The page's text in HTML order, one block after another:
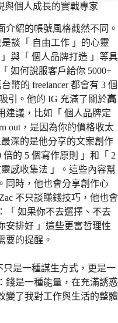
與個人成長的實戰專家
介紹的帳號風格截然不同。
談「 自由工作 」的心靈
與「 個人品牌打造 」等具
如何說服客戶給你 5000+
幣的 freelancer 都會有 3 個
引。他的 IG 充滿了關於高
建議，比如「 個人品牌定
out，是因為你的價格收太
深的是他分享的文案創作
的 5 個寫作原則 」和「 2
感收集法 」。這些內容幫
同時，他也會分享創作心
不只談賺錢技巧，他也會
「 如果你不去選擇、不去
安排好 」這些更富哲理性
要的提醒。
只是一種謀生方式，更是一
錢是一種能量，在充滿誘惑
變了我對工作與生活的整體